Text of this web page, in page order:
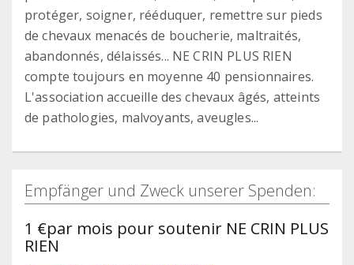
protéger, soigner, rééduquer, remettre sur pieds
de chevaux menacés de boucherie, maltraités,
abandonnés, délaissés... NE CRIN PLUS RIEN
compte toujours en moyenne 40 pensionnaires.
L'association accueille des chevaux âgés, atteints
de pathologies, malvoyants, aveugles...
Empfänger und Zweck unserer Spenden:
1 €par mois pour soutenir NE CRIN PLUS
RIEN